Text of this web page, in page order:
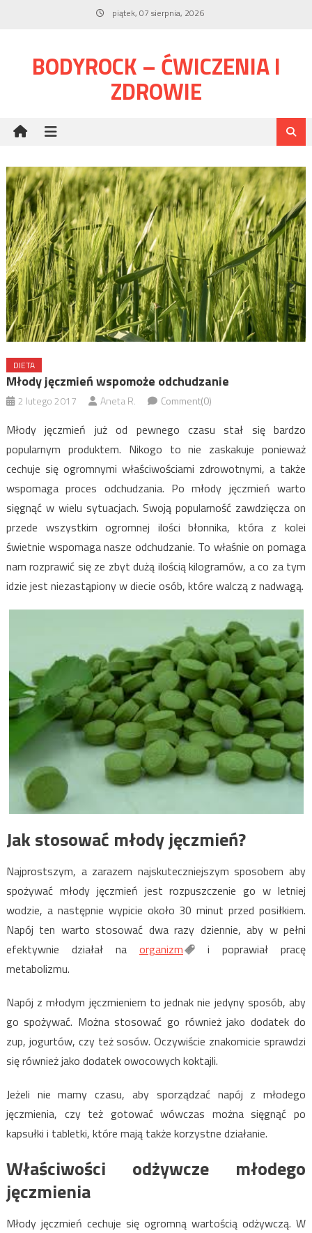
piątek, 07 sierpnia, 2026
BODYROCK – ĆWICZENIA I
ZDROWIE
DIETA
Młody jęczmień wspomoże odchudzanie
2 lutego 2017 Aneta R. Comment(0)
Młody jęczmień już od pewnego czasu stał się bardzo
popularnym produktem. Nikogo to nie zaskakuje ponieważ
cechuje się ogromnymi właściwościami zdrowotnymi, a także
wspomaga proces odchudzania. Po młody jęczmień warto
sięgnąć w wielu sytuacjach. Swoją popularność zawdzięcza on
przede wszystkim ogromnej ilości błonnika, która z kolei
świetnie wspomaga nasze odchudzanie. To właśnie on pomaga
nam rozprawić się ze zbyt dużą ilością kilogramów, a co za tym
idzie jest niezastąpiony w diecie osób, które walczą z nadwagą.
Jak stosować młody jęczmień?
Najprostszym, a zarazem najskuteczniejszym sposobem aby
spożywać młody jęczmień jest rozpuszczenie go w letniej
wodzie, a następnie wypicie około 30 minut przed posiłkiem.
Napój ten warto stosować dwa razy dziennie, aby w pełni
efektywnie działał na organizm
i poprawiał pracę
metabolizmu.
Napój z młodym jęczmieniem to jednak nie jedyny sposób, aby
go spożywać. Można stosować go również jako dodatek do
zup, jogurtów, czy też sosów. Oczywiście znakomicie sprawdzi
się również jako dodatek owocowych koktajli.
Jeżeli nie mamy czasu, aby sporządzać napój z młodego
jęczmienia, czy też gotować wówczas można sięgnąć po
kapsułki i tabletki, które mają także korzystne działanie.
Właściwości odżywcze młodego
jęczmienia
Młody jęczmień cechuje się ogromną wartością odżywczą. W